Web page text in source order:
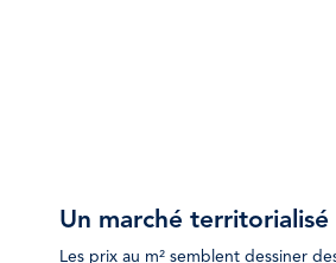
Un marché territorialisé
Les prix au m² semblent dessiner